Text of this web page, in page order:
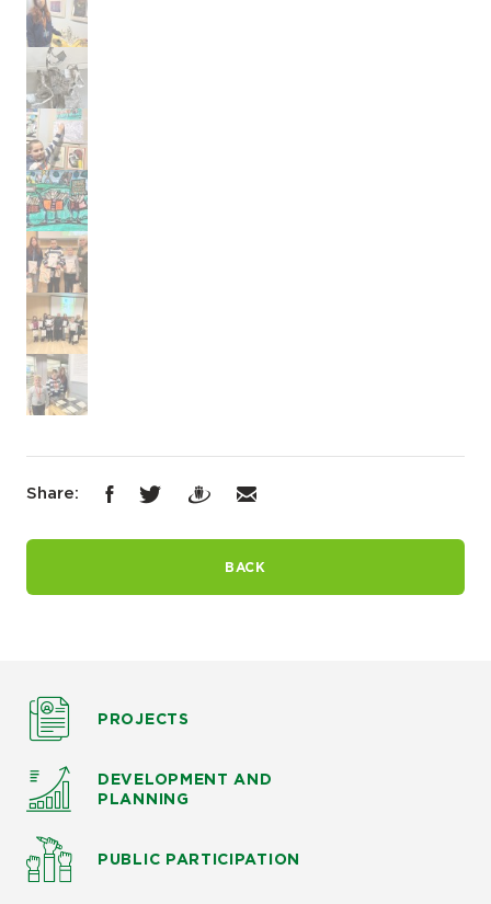
Share:
BACK
PROJECTS
DEVELOPMENT AND
PLANNING
PUBLIC PARTICIPATION